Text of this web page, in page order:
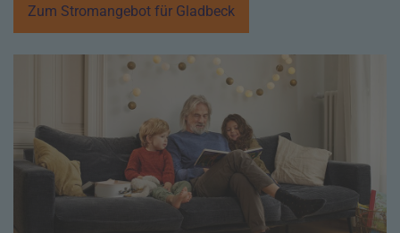
Zum Stromangebot für Gladbeck